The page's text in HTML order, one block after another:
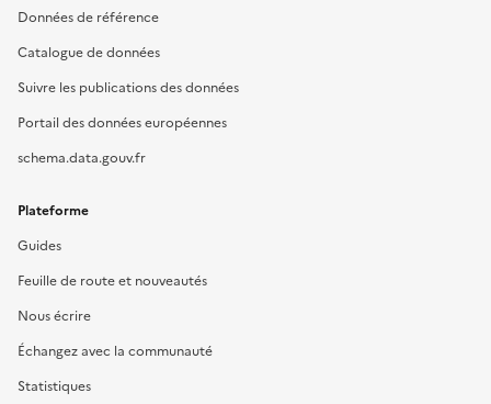
Données de référence
Catalogue de données
Suivre les publications des données
Portail des données européennes
schema.data.gouv.fr
Plateforme
Guides
Feuille de route et nouveautés
Nous écrire
Échangez avec la communauté
Statistiques